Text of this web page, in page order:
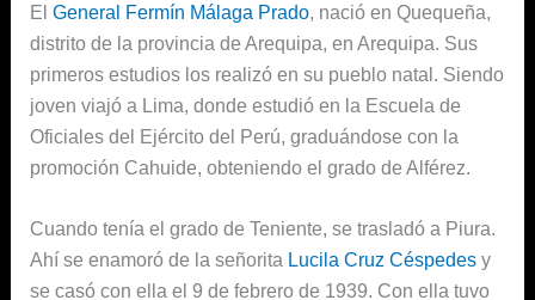
El General Fermín Málaga Prado, nació en Quequeña,
distrito de la provincia de Arequipa, en Arequipa. Sus
primeros estudios los realizó en su pueblo natal. Siendo
joven viajó a Lima, donde estudió en la Escuela de
Oficiales del Ejército del Perú, graduándose con la
promoción Cahuide, obteniendo el grado de Alférez.
Cuando tenía el grado de Teniente, se trasladó a Piura.
Ahí se enamoró de la señorita Lucila Cruz Céspedesy
se casó con ella el 9 de febrero de 1939. Con ella tuvo